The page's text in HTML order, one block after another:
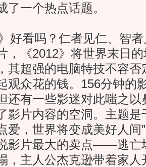
了一个热点话题。
看吗？仁者见仁、智者
，《2012》将世界末日
其超强的电脑特技不容否
观众花的钱。156分钟的
还有一些影迷对此嗤之
影片内容的空洞。主题是
爱，世界将变成美好人间
影片最大的卖点——逃亡
，主人公杰克逊带着家人